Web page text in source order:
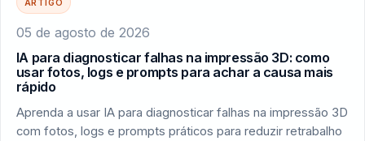
ARTIGO
05 de agosto de 2026
IA para diagnosticar falhas na impressão 3D: como
usar fotos, logs e prompts para achar a causa mais
rápido
Aprenda a usar IA para diagnosticar falhas na impressão 3D
com fotos, logs e prompts práticos para reduzir retrabalho